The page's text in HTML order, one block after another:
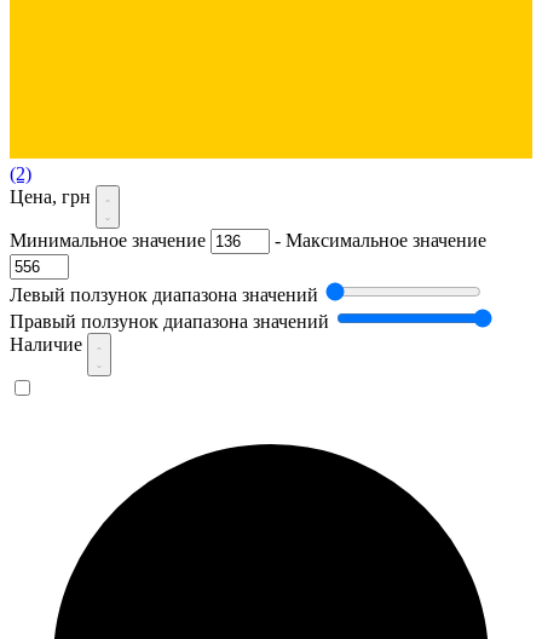
(2)
Цена, грн
Минимальное значение - Максимальное значение
Левый ползунок диапазона значений
Правый ползунок диапазона значений
Наличие